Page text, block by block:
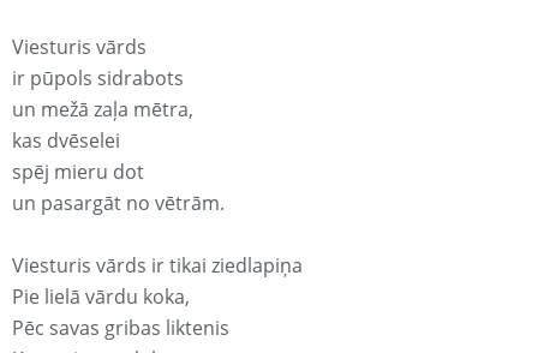
Viesturis vārds
ir pūpols sidrabots
un mežā zaļa mētra,
kas dvēselei
spēj mieru dot
un pasargāt no vētrām.
Viesturis vārds ir tikai ziedlapiņa
Pie lielā vārdu koka,
Pēc savas gribas liktenis